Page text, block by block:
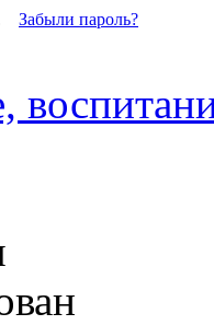
Забыли пароль?